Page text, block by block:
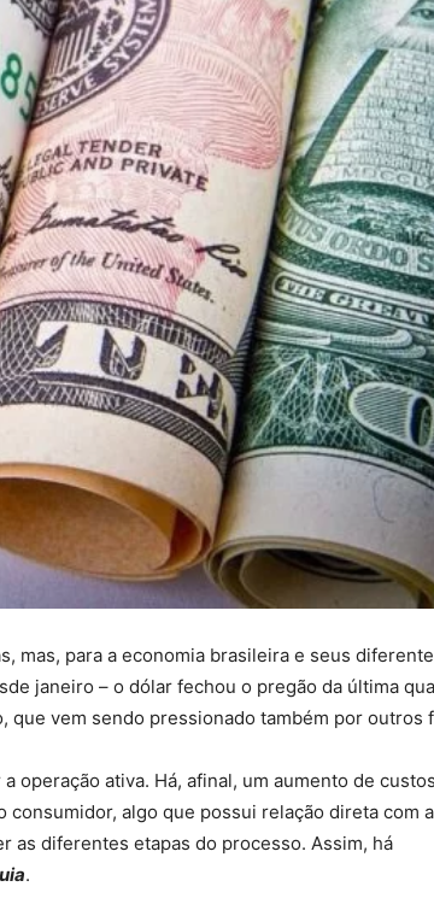
mas, para a economia brasileira e seus
janeiro – o dólar fechou o pregão da última
vem sendo pressionado também por outros
operação ativa. Há, afinal, um aumento de
algo que possui relação direta com a
as diferentes etapas do processo. Assim, há
.